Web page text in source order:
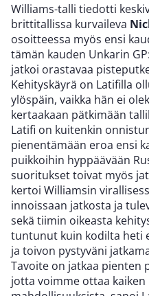
Williams-talli tiedotti
brittitallissa kurvaileva
osoitteessa myös ensi
tämän kauden Unkarin
jatkoi orastavaa
Kehityskäyrä on Latifilla
ylöspäin, vaikka hän ei
kertaakaan pätkimään
Latifi on kuitenkin
pienentämään eroa ensi
puikkoihin hyppäävään
suoritukset toivat myös
kertoi Williamsin
innoissaan jatkosta ja
sekä tiimin oikeasta
tuntunut kuin kodilta heti
ja toivon pystyväni
Tavoite on jatkaa pienten
jotta voimme ottaa